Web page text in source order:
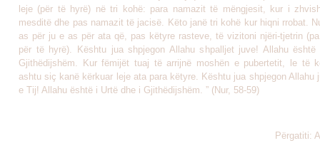
leje (për të hyrë) në tri kohë: para namazit të mëngjesit, kur i
mesditë dhe pas namazit të jacisë. Këto janë tri kohë kur hiqni rrobat.
as për ju e as për ata që, pas këtyre rasteve, të vizitoni njëri-tjetrin
për të hyrë). Kështu jua shpjegon Allahu shpalljet juve! Allahu
Gjithëdijshëm. Kur fëmijët tuaj të arrijnë moshën e pubertetit, le të
ashtu siç kanë kërkuar leje ata para këtyre. Kështu jua shpjegon Allahu
e Tij! Allahu është i Urtë dhe i Gjithëdijshëm. ” (Nur, 58-59)
Përgatiti: